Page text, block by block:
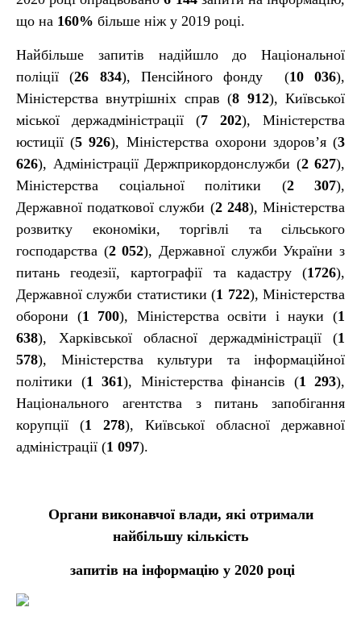
що на 160% більше ніж у 2019 році.
Найбільше запитів надійшло до Національної
поліції (26 834), Пенсійного фонду (10 036),
Міністерства внутрішніх справ (8 912), Київської
міської держадміністрації (7 202), Міністерства
юстиції (5 926), Міністерства охорони здоров’я (3
626), Адміністрації Держприкордонслужби (2 627),
Міністерства соціальної політики (2 307),
Державної податкової служби (2 248), Міністерства
розвитку економіки, торгівлі та сільського
господарства (2 052), Державної служби України з
питань геодезії, картографії та кадастру (1726),
Державної служби статистики (1 722), Міністерства
оборони (1 700), Міністерства освіти і науки (1
638), Харківської обласної держадміністрації (1
578), Міністерства культури та інформаційної
політики (1 361), Міністерства фінансів (1 293),
Національного агентства з питань запобігання
корупції (1 278), Київської обласної державної
адміністрації (1 097).
Органи виконавчої влади, які отримали
найбільшу кількість
запитів на інформацію у 2020 році